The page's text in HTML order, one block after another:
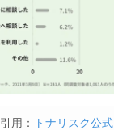
引用： トナリスク公式